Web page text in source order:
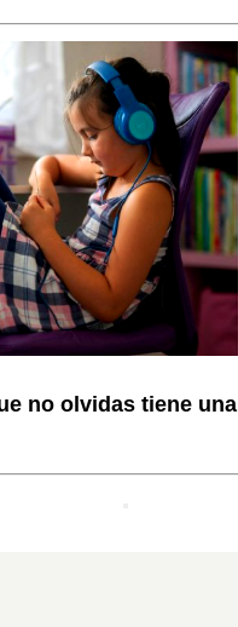
no olvidas tiene una